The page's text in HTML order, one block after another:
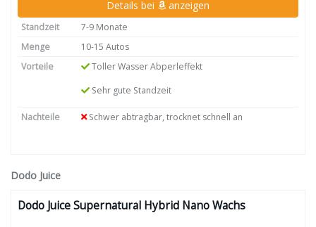
Details bei anzeigen
Standzeit
7-9 Monate
Menge
10-15 Autos
Vorteile
Toller Wasser Abperleffekt
Sehr gute Standzeit
Nachteile Schwer abtragbar, trocknet schnell an
Dodo Juice
Dodo Juice Supernatural Hybrid Nano Wachs